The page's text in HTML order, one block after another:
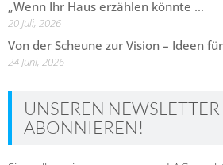
„Wenn Ihr Haus erzählen könnte …
20 Juli, 2026
Von der Scheune zur Vision – Ideen
24 Juni, 2026
UNSEREN
ABONNIEREN!